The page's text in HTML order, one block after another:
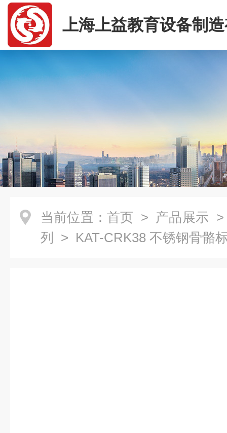
上海上益教育设备制
司
当前位置： 首页 > 产品展示
列
> KAT-CRK38 不锈钢骨骼